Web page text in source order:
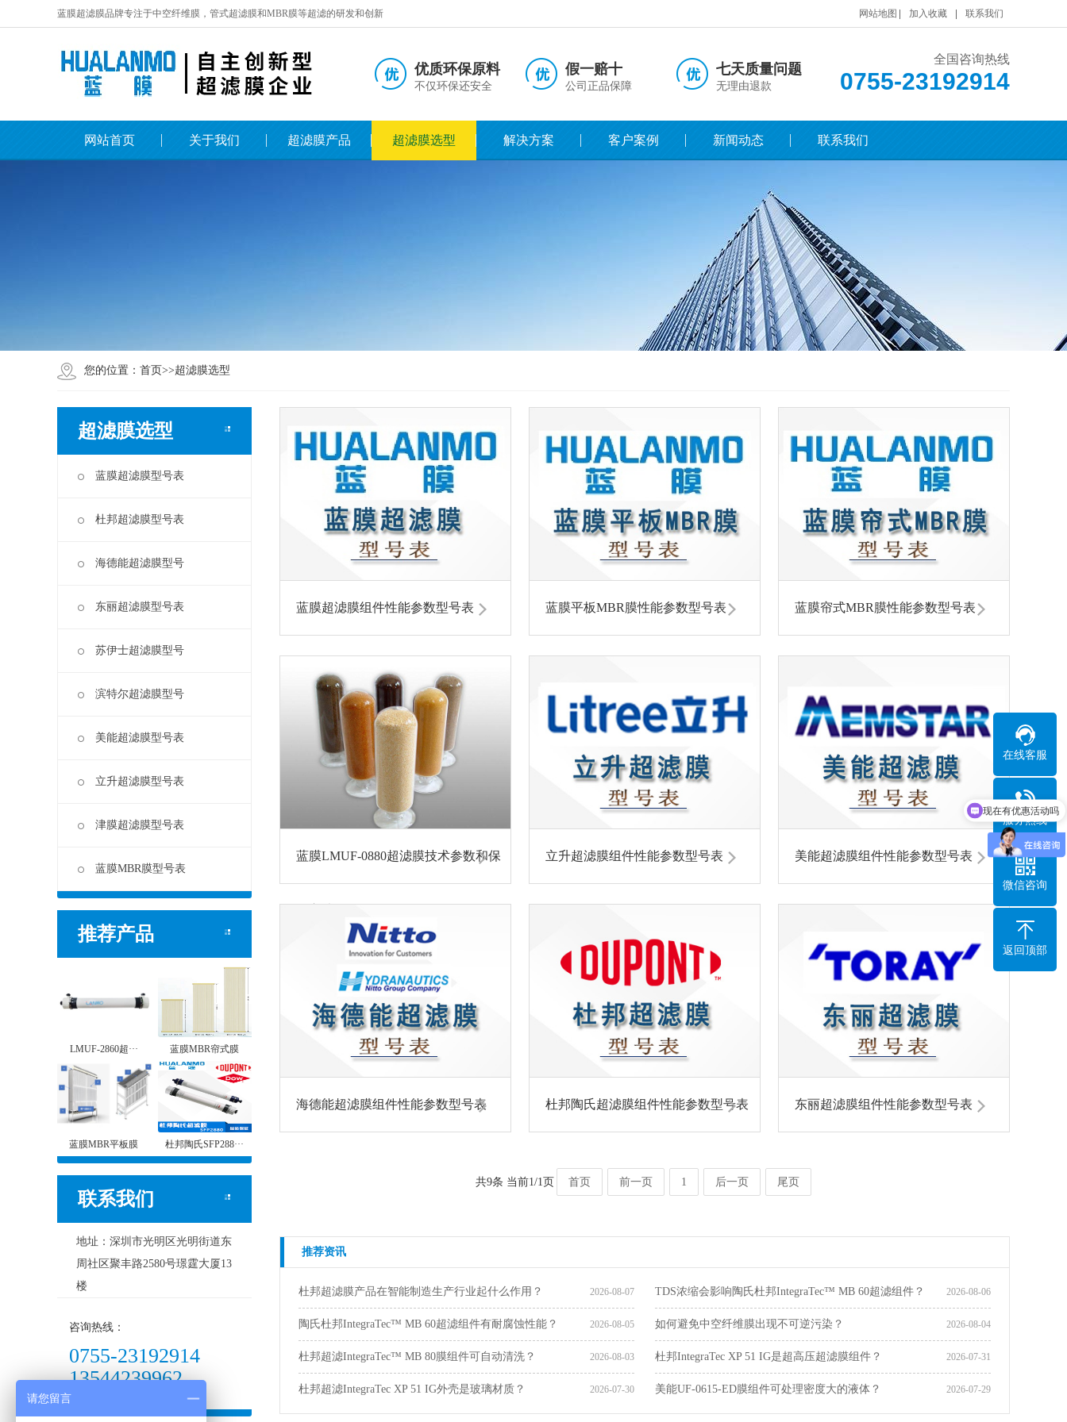
网站地图 加入收藏 联系我们
蓝膜超滤膜品牌专注于中空纤维膜，管式超滤膜和MBR膜等超滤的研发和创新
优质环保原料
不仅环保还安全
假一赔十
公司正品保障
七天质量问题
无理由退款
全国咨询热线
0755-23192914
网站首页 关于我们 超滤膜产品 超滤膜选型 解决方案 客户案例 新闻动态 联系我们
您的位置： 首页>>超滤膜选型
超滤膜选型
蓝膜超滤膜型号表
杜邦超滤膜型号表
海德能超滤膜型号
东丽超滤膜型号表
苏伊士超滤膜型号
滨特尔超滤膜型号
美能超滤膜型号表
立升超滤膜型号表
津膜超滤膜型号表
蓝膜MBR膜型号表
推荐产品
LMUF-2860超··· 蓝膜MBR帘式膜
蓝膜MBR平板膜 杜邦陶氏SFP288···
联系我们
地址：深圳市光明区光明街道东
周社区聚丰路2580号璟霆大厦13
楼
咨询热线：
0755-23192914
13544239962
蓝膜超滤膜组件性能参数型号表 蓝膜平板MBR膜性能参数型号表 蓝膜帘式MBR膜性能参数型号表
蓝膜LMUF-0880超滤膜技术参数和保 立升超滤膜组件性能参数型号表 美能超滤膜组件性能参数型号表
海德能超滤膜组件性能参数型号表 杜邦陶氏超滤膜组件性能参数型号表 东丽超滤膜组件性能参数型号表
共9条 当前1/1页 首页 前一页 1 后一页 尾页
推荐资讯
2026-08-07
杜邦超滤膜产品在智能制造生产行业起什么作用？ 2026-08-06
TDS浓缩会影响陶氏杜邦IntegraTec™ MB 60超滤组件？
2026-08-05
陶氏杜邦IntegraTec™ MB 60超滤组件有耐腐蚀性能？ 2026-08-04
如何避免中空纤维膜出现不可逆污染？
2026-08-03
杜邦超滤IntegraTec™ MB 80膜组件可自动清洗？ 2026-07-31
杜邦IntegraTec XP 51 IG是超高压超滤膜组件？
2026-07-30
杜邦超滤IntegraTec XP 51 IG外壳是玻璃材质？ 2026-07-29
美能UF-0615-ED膜组件可处理密度大的液体？
在线客服
服务热线
微信咨询
返回顶部
现在有优惠活动吗
请您留言